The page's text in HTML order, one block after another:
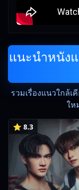
แนะนำหนัง
รวมเรื่องแนวใกล้เ
ให
⭐ 8.3